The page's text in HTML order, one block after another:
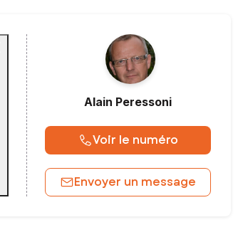
Alain Peressoni
Voir le numéro
Envoyer un message